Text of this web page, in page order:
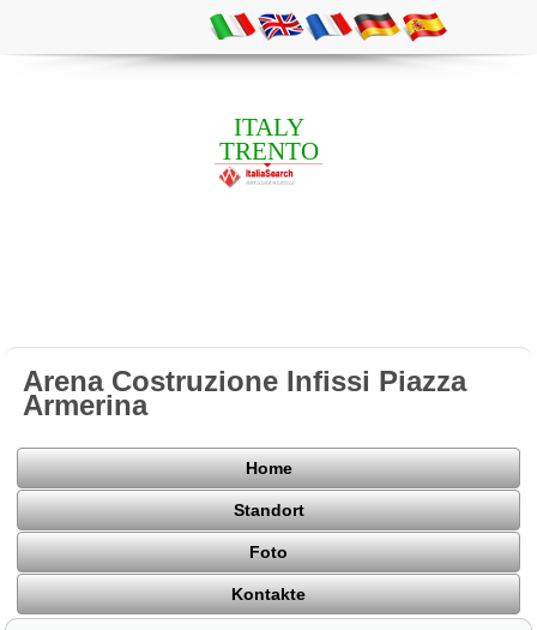
ITALY
TRENTO
Arena Costruzione Infissi Piazza
Armerina
Home
Standort
Foto
Kontakte